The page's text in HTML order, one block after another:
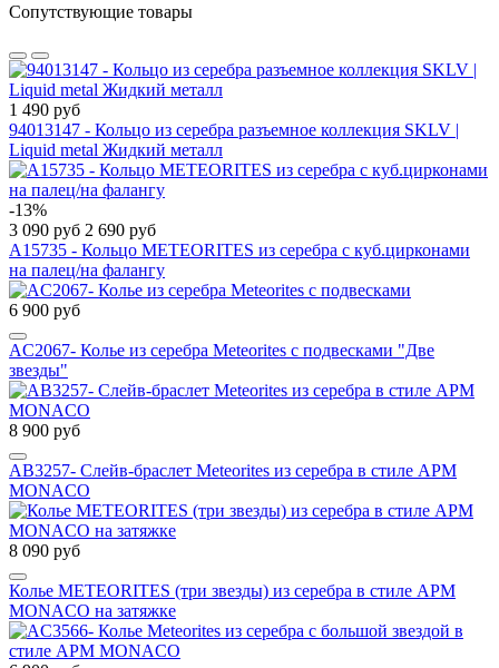
Сопутствующие товары
1 490 руб
94013147 - Кольцо из серебра разъемное коллекция SKLV |
Liquid metal Жидкий металл
-13%
3 090 руб 2 690 руб
A15735 - Кольцо METEORITES из серебра с куб.цирконами
на палец/на фалангу
6 900 руб
AC2067- Колье из серебра Meteorites с подвесками "Две
звезды"
8 900 руб
AB3257- Слейв-браслет Meteorites из серебра в стиле APM
MONACO
8 090 руб
Колье METEORITES (три звезды) из серебра в стиле APM
MONACO на затяжке